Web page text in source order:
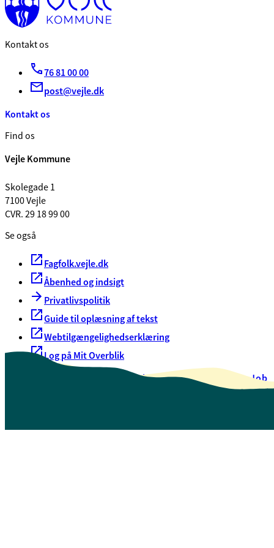
Kontakt os
76 81 00 00
post@vejle.dk
Kontakt os
Find os
Vejle Kommune
Skolegade 1
7100 Vejle
CVR. 29 18 99 00
Se også
Fagfolk.vejle.dk
Åbenhed og indsigt
Privatlivspolitik
Guide til oplæsning af tekst
Webtilgængelighedserklæring
Log på Mit Overblik
Oversigt over selvbetjeningJob